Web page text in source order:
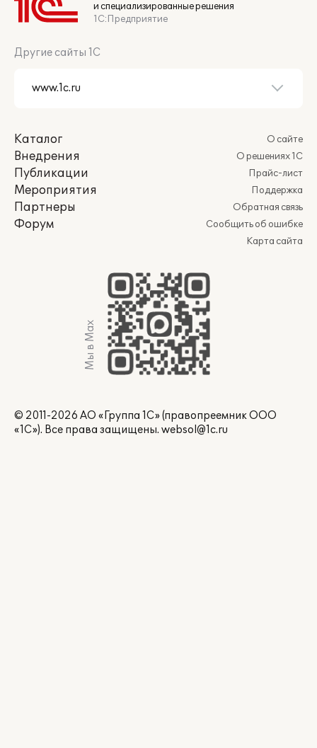
и специализированные решения
1С:Предприятие
Другие сайты 1С
Каталог
Внедрения
Публикации
Мероприятия
Партнеры
Форум
О сайте
О решениях 1С
Прайс-лист
Поддержка
Обратная связь
Сообщить об ошибке
Карта сайта
Мы в Max
© 2011-2026 АО «Группа 1С» (правопреемник ООО
«1С»). Все права защищены. websol@1c.ru